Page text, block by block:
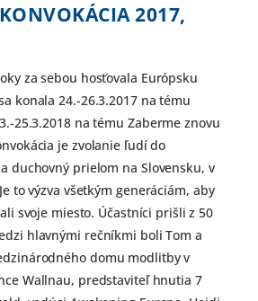
2017,
za sebou hosťovala Európsku
konala 24.-26.3.2017 na tému
25.3.2018 na tému Zaberme znovu
je zvolanie ľudí do
duchovný prielom na Slovensku, v
to výzva všetkým generáciám, aby
svoje miesto. Účastníci prišli z 50
hlavnými rečníkmi boli Tom a
domu modlitby v
Wallnau, predstaviteľ hnutia 7